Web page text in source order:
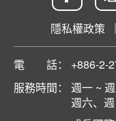
隱私權政策 ｜
電 話：
+886-2-
服務時間：
週一 ~
週六、